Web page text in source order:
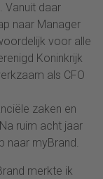
Vanuit daar
naar Manager
voor alle
Koninkrijk
als CFO
zaken en
ruim acht jaar
naar myBrand.
merkte ik